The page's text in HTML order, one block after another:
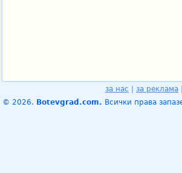
за нас за реклама
© 2026. Botevgrad.com. Всички права